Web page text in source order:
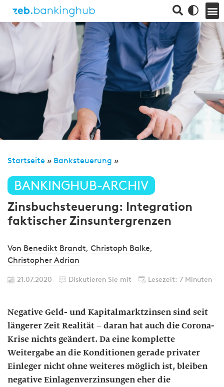
Startseite » Banksteuerung »
BANKINGHUB-ARCHIV
Zinsbuchsteuerung: Integration
faktischer Zinsuntergrenzen
Von Benedikt Brandt, Christoph Balke,
Christopher Adrian
21.07.2020 Diskutieren Sie mit Lesezeit: 7 Minuten
Negative Geld- und Kapitalmarktzinsen sind seit
längerer Zeit Realität – daran hat auch die Corona-
Krise nichts geändert. Da eine komplette
Weitergabe an die Konditionen gerade privater
Einleger nicht ohne weiteres möglich ist, bleiben
negative Einlagenverzinsungen eher die